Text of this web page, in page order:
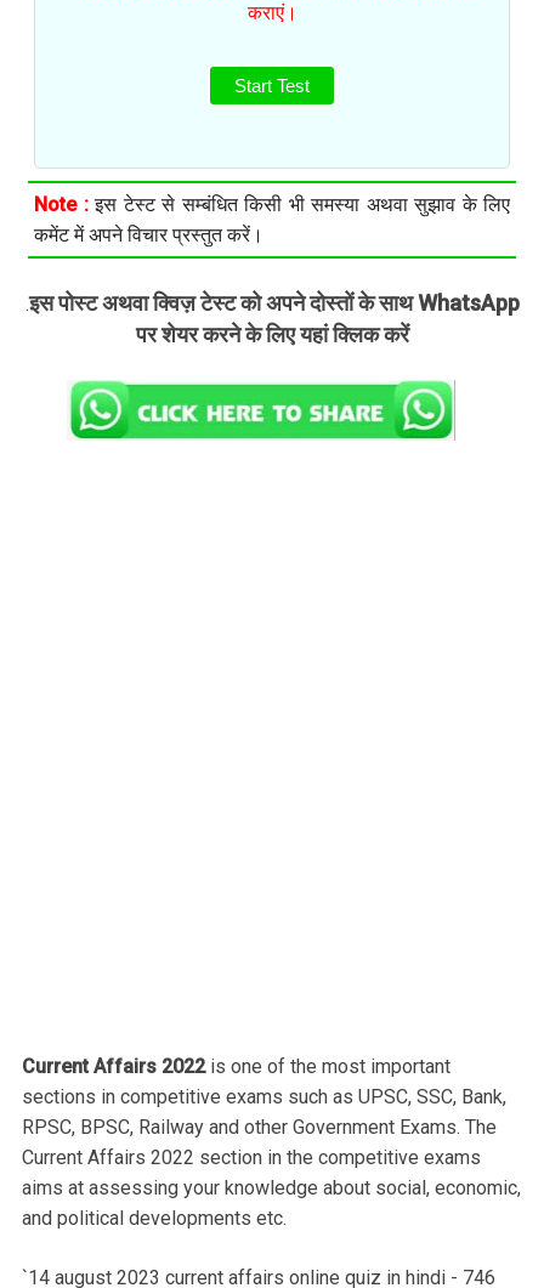
कराएं।
Start Test
Note :इस टेस्ट से सम्बंधित किसी भी समस्या अथवा सुझाव के लिए
कमेंट में अपने विचार प्रस्तुत करें।
.इस पोस्ट अथवा क्विज़ टेस्ट को अपने दोस्तों के साथ WhatsApp
पर शेयर करने के लिए यहां क्लिक करें
Current Affairs 2022is one of the most important
sections in competitive exams such as UPSC, SSC, Bank,
RPSC, BPSC, Railway and other Government Exams. The
Current Affairs 2022 section in the competitive exams
aims at assessing your knowledge about social, economic,
and political developments etc.
`14 august 2023 current affairs online quiz in hindi - 746